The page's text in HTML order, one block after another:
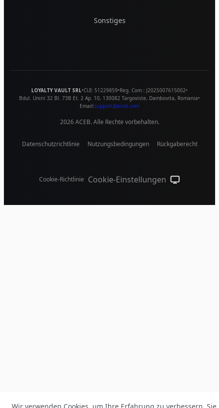
Sonstiges
LOYALTY VAULT SRL•CUI: 51229859•Reg. Com.: J2025007615002•
Bdul. Unirii 32 Bl. 73B Et. 2 Ap. 10, 130082 Targoviste, Dambovita, Romania•
Email:support@aceb.com
2026 ACEB. Alle Rechte vorbehalten.
Datenschutzrichtlinie Nutzungsbedingungen Rückgaberecht
Cookie-Richtlinie Cookie-Einstellungen System-